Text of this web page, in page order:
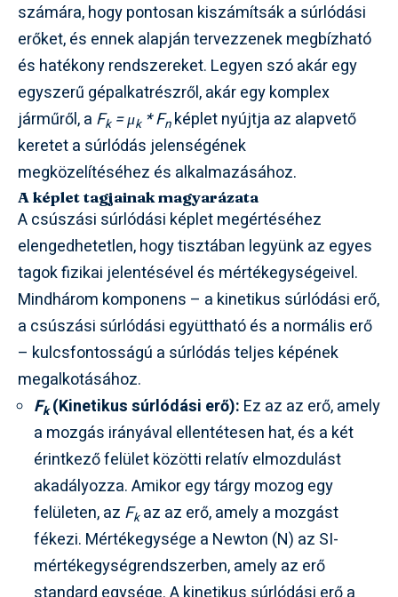
számára, hogy pontosan kiszámítsák a súrlódási
erőket, és ennek alapján tervezzenek megbízható
és hatékony rendszereket. Legyen szó akár egy
egyszerű gépalkatrészről, akár egy komplex
járműről, a Fk= μk* Fnképlet nyújtja az alapvető
keretet a súrlódás jelenségének
megközelítéséhez és alkalmazásához.
A képlet tagjainak magyarázata
A csúszási súrlódási képlet megértéséhez
elengedhetetlen, hogy tisztában legyünk az egyes
tagok fizikai jelentésével és mértékegységeivel.
Mindhárom komponens – a kinetikus súrlódási erő,
a csúszási súrlódási együttható és a normális erő
– kulcsfontosságú a súrlódás teljes képének
megalkotásához.
Fk(Kinetikus súrlódási erő): Ez az az erő, amely
a mozgás irányával ellentétesen hat, és a két
érintkező felület közötti relatív elmozdulást
akadályozza. Amikor egy tárgy mozog egy
felületen, az Fkaz az erő, amely a mozgást
fékezi. Mértékegysége a Newton (N) az SI-
mértékegységrendszerben, amely az erő